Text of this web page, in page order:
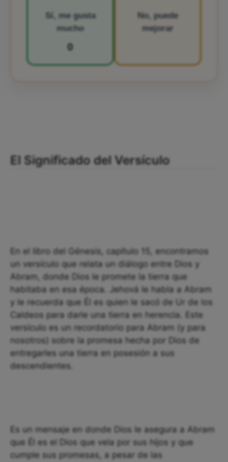
Sí, me gusta
mucho
0
No, puede
mejorar
El Significado del Versículo
En el libro del Génesis, capítulo 15, encontramos
un versículo que relata un diálogo entre Dios y
Abram, donde Dios le promete la tierra que
habitaba en esa época. Jehová le habla a Abram
y le recuerda que Él es quien le sacó de Ur de los
Caldeos para darle una tierra en herencia. Este
versículo es un recordatorio para Abram (y para
nosotros) sobre la promesa hecha por Dios de
entregarles una tierra en posesión a sus
descendientes.
Es un mensaje en donde Dios le asegura a Abram
que Él es el Dios que vela por sus hijos y que
cumple sus promesas, a pesar de las